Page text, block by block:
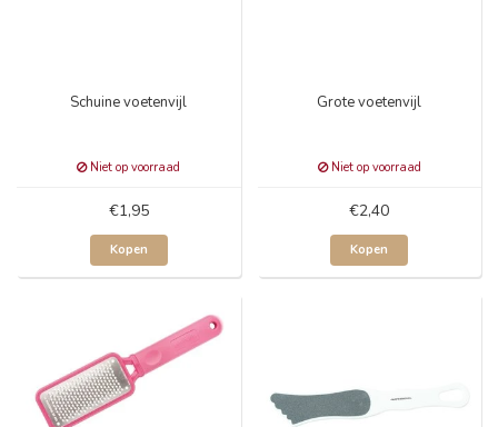
Schuine voetenvijl
Niet op voorraad
€1,95
Kopen
Grote voetenvijl
Niet op voorraad
€2,40
Kopen